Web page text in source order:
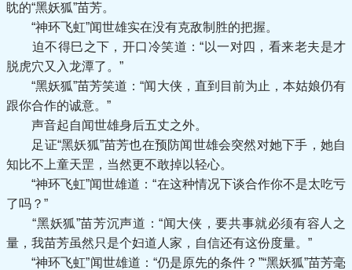
眈的“黑妖狐”苗芳。
“神环飞虹”闻世雄实在没有克敌制胜的把握。
迫不得巳之下，开口冷笑道：“以一对四，看来老夫是才
脱虎穴又入龙潭了。”
“黑妖狐”苗芳笑道：“闻大侠，直到目前为止，本姑娘仍有
跟你合作的诚意。”
声音起自闻世雄身后五丈之外。
足证“黑妖狐”苗芳也在预防闻世雄会突然对她下手，她自
知比不上童天罡，当然更不敢掉以轻心。
“神环飞虹”闻世雄道：“在这种情况下谈合作你不是太吃亏
了吗？”
“黑妖狐”苗芳沉声道：“闻大侠，要共事就必须有容人之
量，我苗芳虽然只是个妇道人家，自信还有这份度量。”
“神环飞虹”闻世雄道：“仍是原先的条件？”“黑妖狐”苗芳毫